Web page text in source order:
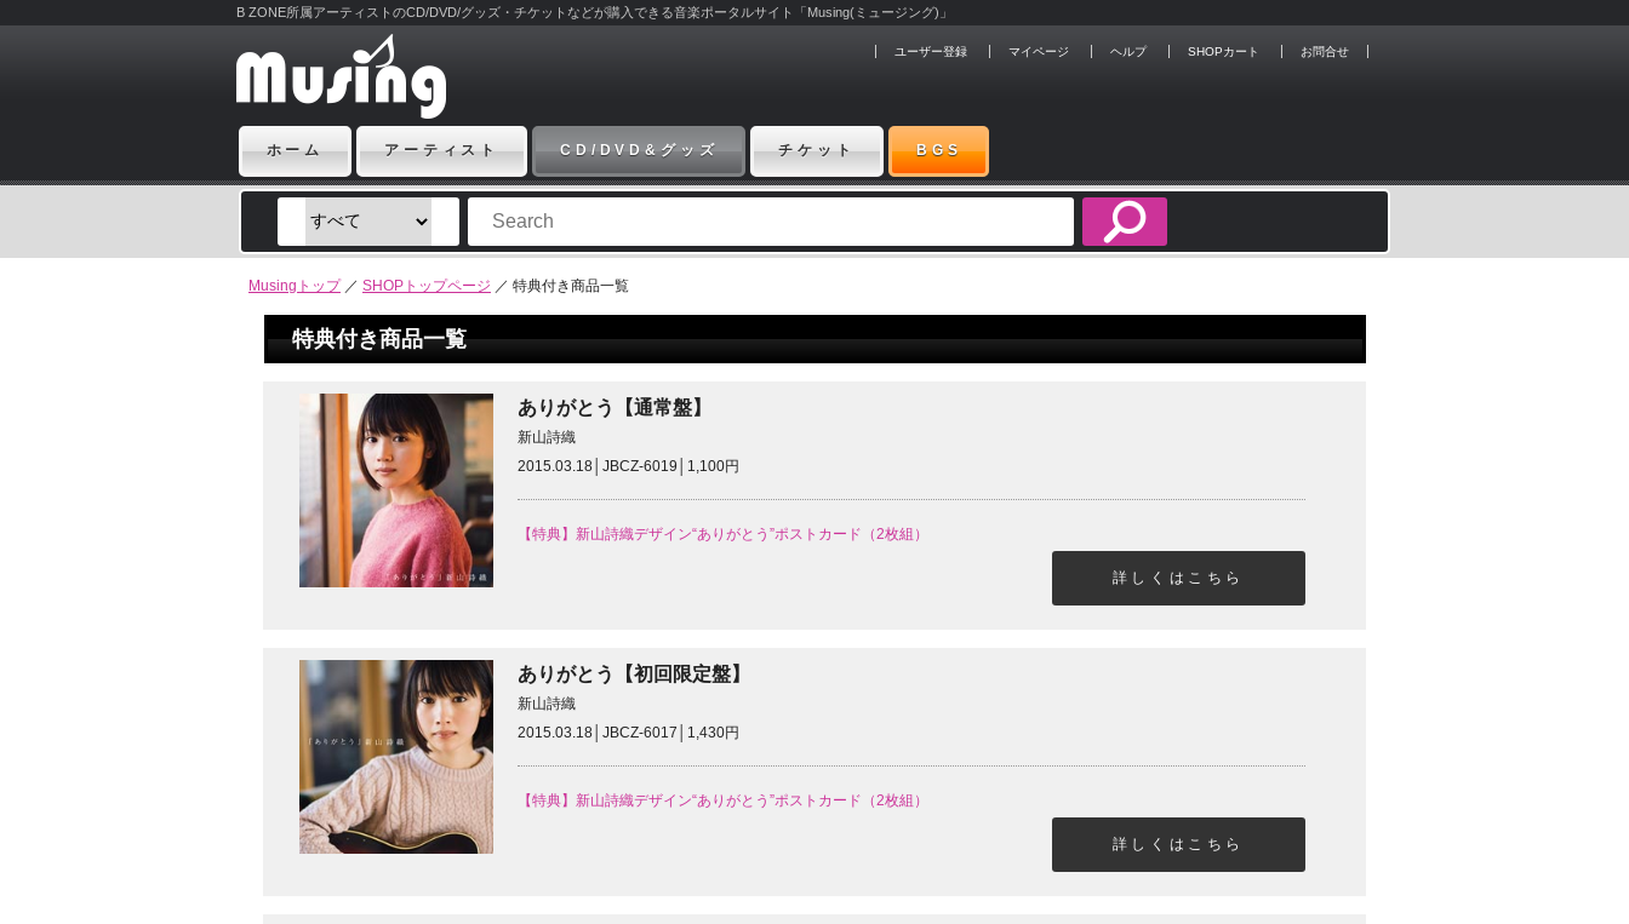
B ZONE所属アーティストのCD/DVD/グッズ・チケットなどが購入できる音楽ポータルサイト「Musing(ミュージング)」
ユーザー登録 マイページ ヘルプ SHOPカート お問合せ
ホーム アーティスト CD/DVD&グッズ チケット BGS
Musingトップ／ SHOPトップページ ／ 特典付き商品一覧
特典付き商品一覧
ありがとう【通常盤】
新山詩織
2015.03.18│JBCZ-6019│1,100円
【特典】新山詩織デザイン“ありがとう”ポストカード（2枚組）
詳しくはこちら
ありがとう【初回限定盤】
新山詩織
2015.03.18│JBCZ-6017│1,430円
【特典】新山詩織デザイン“ありがとう”ポストカード（2枚組）
詳しくはこちら